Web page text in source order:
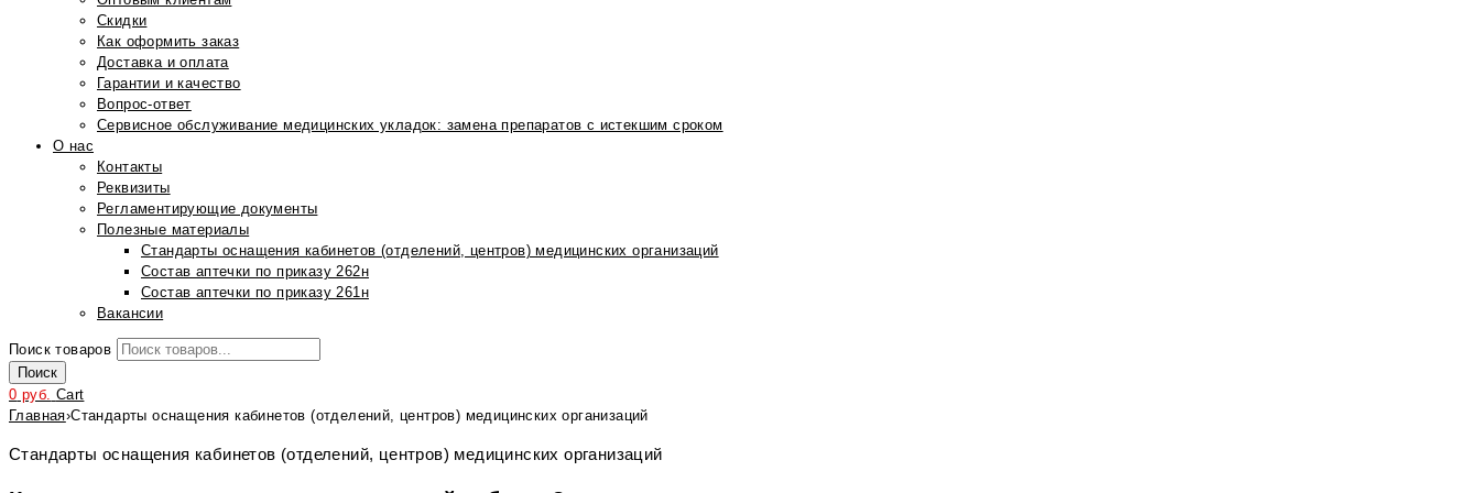
Скидки
Как оформить заказ
Доставка и оплата
Гарантии и качество
Вопрос-ответ
Сервисное обслуживание медицинских укладок: замена препаратов с истекшим сроком
О нас
Контакты
Реквизиты
Регламентирующие документы
Полезные материалы
Стандарты оснащения кабинетов (отделений, центров) медицинских организаций
Состав аптечки по приказу 262н
Состав аптечки по приказу 261н
Вакансии
Поиск товаров
Поиск
0 руб. Cart
Главная›Стандарты оснащения кабинетов (отделений, центров) медицинских организаций
Стандарты оснащения кабинетов (отделений, центров) медицинских организаций